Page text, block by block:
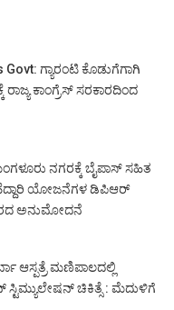
ಗ್ಯಾರಂಟಿ ಕೊಡುಗೆಗಾಗಿ
ಕಾಂಗ್ರೆಸ್ ಸರಕಾರದಿಂದ
ನಗರಕ್ಕೆ ಬೈಪಾಸ್‌ ಸಹಿತ
ಯೋಜನೆಗಳ ಡಿಪಿಆರ್
ಅನುಮೋದನೆ
ಆಸ್ಪತ್ರೆ ಮಣಿಪಾಲದಲ್ಲಿ
ಚಿಕಿತ್ಸೆ : ಮೆದುಳಿಗೆ